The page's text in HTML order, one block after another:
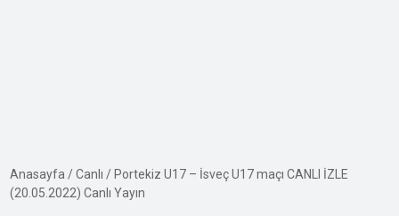
Anasayfa /Canlı / Portekiz U17 – İsveç U17 maçı CANLI İZLE
(20.05.2022) Canlı Yayın